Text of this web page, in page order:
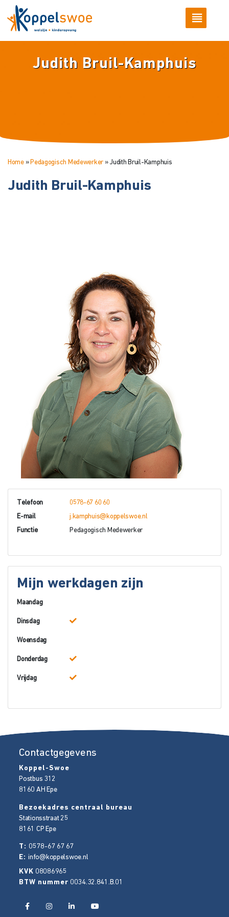
Judith Bruil-Kamphuis
Home» Pedagogisch Medewerker » Judith Bruil-Kamphuis
Judith Bruil-Kamphuis
Telefoon 0578-67 60 60
E-mail j.kamphuis@koppelswoe.nl
Functie Pedagogisch Medewerker
Mijn werkdagen zijn
Maandag
Dinsdag
Woensdag
Donderdag
Vrijdag
Contactgegevens
Koppel-Swoe
Postbus 312
8160 AH Epe
Bezoekadres centraal bureau
Stationsstraat 25
8161 CP Epe
T: 0578-67 67 67
E:info@koppelswoe.nl
KVK 08086965
BTW nummer 0034.32.841.B.01